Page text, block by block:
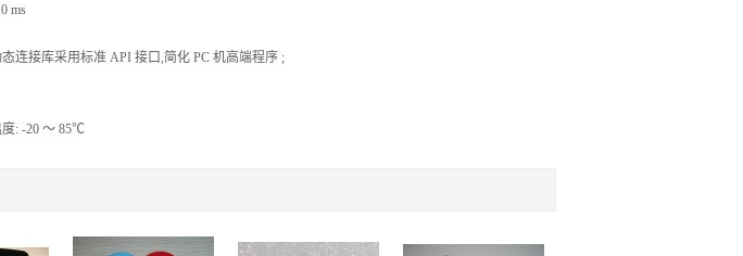
ms
连接库采用标准 API 接口,简化 PC 机高端程序 ;
: -20 ～ 85℃